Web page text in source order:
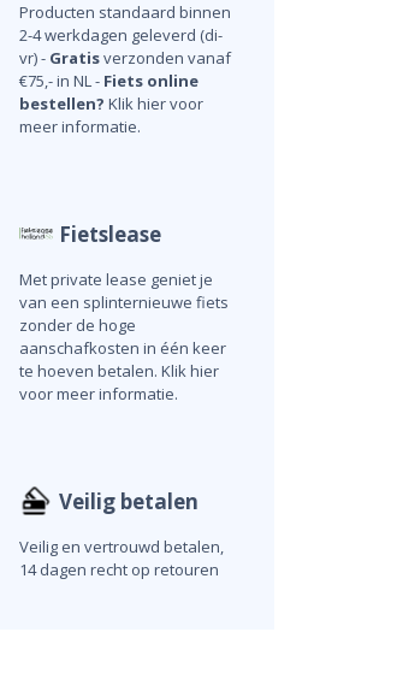
Producten standaard binnen
2-4 werkdagen geleverd (di-
vr) - Gratisverzonden vanaf
€75,- in NL - Fiets online
bestellen? Klik hier voor
meer informatie.
Fietslease
Met private lease geniet je
van een splinternieuwe fiets
zonder de hoge
aanschafkosten in één keer
te hoeven betalen. Klik hier
voor meer informatie.
Veilig betalen
Veilig en vertrouwd betalen,
14 dagen recht op retouren